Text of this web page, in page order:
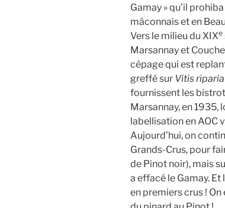
Gamay » qu’il
mâconnais et en
Vers le milieu du XIXe
Marsannay et
cépage qui est
greffé sur Vitis riparia
fournissent les
Marsannay, en 1935,
labellisation en AOC
Aujourd’hui, on
Grands-Crus, pour
de Pinot noir), mais
a effacé le Gamay.
en premiers crus !